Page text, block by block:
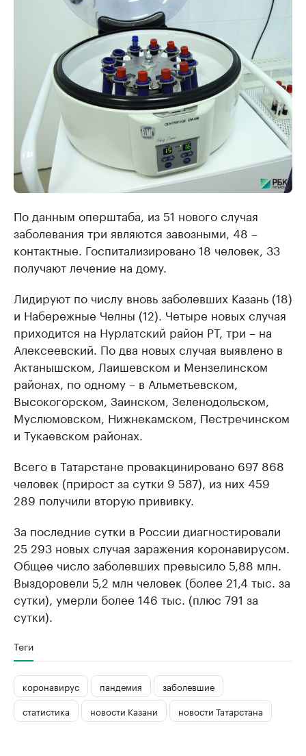
По данным оперштаба, из 51 нового случая
заболевания три являются завозными, 48 –
контактные. Госпитализировано 18 человек, 33
получают лечение на дому.
Лидируют по числу вновь заболевших Казань (18)
и Набережные Челны (12). Четыре новых случая
приходится на Нурлатский район РТ, три – на
Алексеевский. По два новых случая выявлено в
Актанышском, Лаишевском и Мензелинском
районах, по одному – в Альметьевском,
Высокогорском, Заинском, Зеленодольском,
Муслюмовском, Нижнекамском, Пестречинском
и Тукаевском районах.
Всего в Татарстане провакцинировано 697 868
человек (прирост за сутки 9 587), из них 459
289 получили вторую прививку.
За последние сутки в России диагностировали
25 293 новых случая заражения коронавирусом.
Общее число заболевших превысило 5,88 млн.
Выздоровели 5,2 млн человек (более 21,4 тыс. за
сутки), умерли более 146 тыс. (плюс 791 за
сутки).
Теги
коронавирус пандемия
заболевшие
статистика
новости Казани новости Татарстана